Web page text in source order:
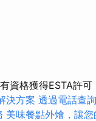
資格獲得ESTA許
決方案 透過電話查
美味餐點外燴，讓